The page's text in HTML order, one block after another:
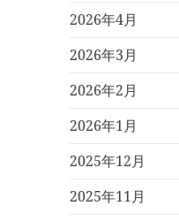
2026年4月
2026年3月
2026年2月
2026年1月
2025年12月
2025年11月